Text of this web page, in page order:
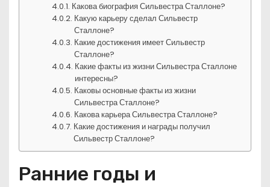
Какова биография Сильвестра Сталлоне?
Какую карьеру сделал Сильвестр
Сталлоне?
Какие достижения имеет Сильвестр
Сталлоне?
Какие факты из жизни Сильвестра Сталлоне
интересны?
Каковы основные факты из жизни
Сильвестра Сталлоне?
Какова карьера Сильвестра Сталлоне?
Какие достижения и награды получил
Сильвестр Сталлоне?
Ранние годы и